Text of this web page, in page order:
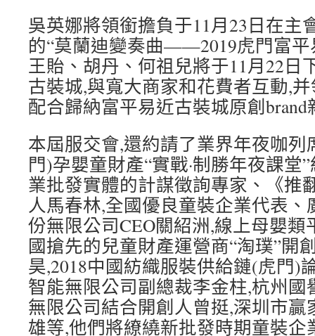
吳英娜將領銜擔負于11月23日在主
的“莫蘭迪變奏曲——2019虎門富平
王貽、胡丹、何祖兒將于11月22日
古裝城,與寬大商家和花費者互動,
配合歸納富平易近古裝城原創
本屆服交會,還約請了業界年夜咖列
門)孕嬰童財產“實戰·制勝年夜課堂
業批發實體的計謀徵詢專家、《推
人馬春林,全國優良童裝企業代表
份無限公司CEO關紹洲,線上母嬰
國搶先的兒童財產運營商“淘璞”開
昊,2018中國紡織服裝供給鏈(虎門)
智能無限公司副總裁李金柱,杭州
無限公司結合開創人曾挺,深圳市贏
雄等,他們將繚繞新批發時期童裝